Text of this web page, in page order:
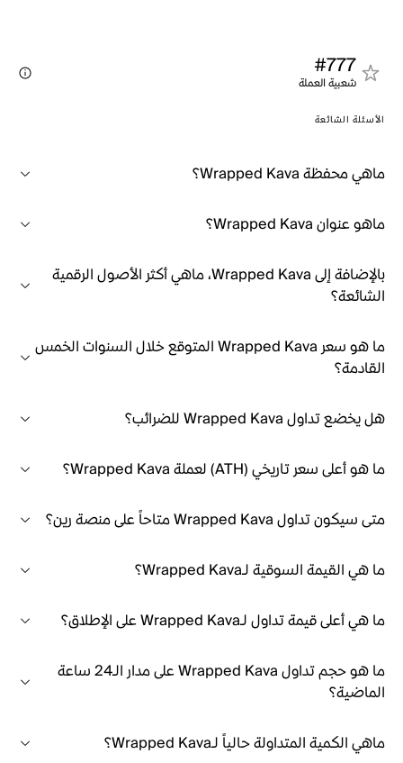
#777
شعبية العملة
الأسئلة الشائعة
ماهي محفظة Wrapped Kava؟
ماهو عنوان Wrapped Kava؟
بالإضافة إلى Wrapped Kava، ماهي أكثر الأصول الرقمية
الشائعة؟
ما هو سعر Wrapped Kava المتوقع خلال السنوات الخمس
القادمة؟
هل يخضع تداول Wrapped Kava للضرائب؟
ما هو أعلى سعر تاريخي (ATH) لعملة Wrapped Kava؟
متى سيكون تداول Wrapped Kava متاحاً على منصة رين؟
ما هي القيمة السوقية لـWrapped Kava؟
ما هي أعلى قيمة تداول لـWrapped Kava على الإطلاق؟
ما هو حجم تداول Wrapped Kava على مدار الـ24 ساعة
الماضية؟
ماهي الكمية المتداولة حالياً لـWrapped Kava؟